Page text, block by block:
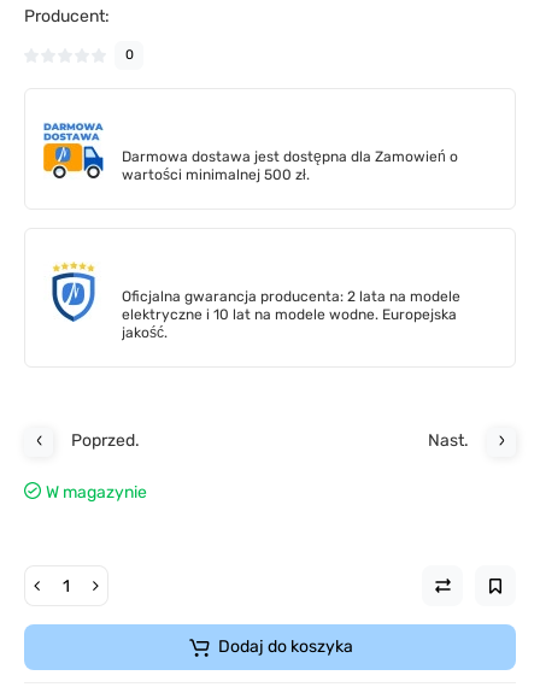
Producent:
0
Darmowa dostawa jest dostępna dla Zamowień o
wartości minimalnej 500 zł.
Oficjalna gwarancja producenta: 2 lata na modele
elektryczne i 10 lat na modele wodne. Europejska
jakość.
Poprzed. Nast.
W magazynie
Dodaj do koszyka